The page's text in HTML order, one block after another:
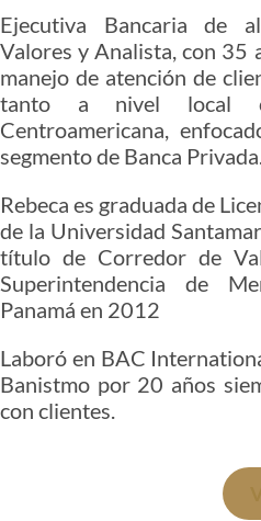
Ejecutiva Bancaria de
Valores y Analista, con 35
manejo de atención de
tanto a nivel local
Centroamericana,
segmento de Banca
Rebeca es graduada de
de la Universidad
título de Corredor de
Superintendencia de
Panamá en 2012
Laboró en BAC
Banistmo por 20 años
con clientes.